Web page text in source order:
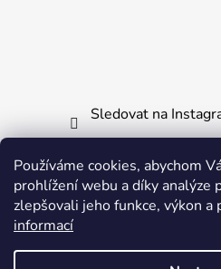
Používáme cookies, abychom
prohlížení webu a díky analýze
zlepšovali jeho funkce, výkon a
informací
Sledovat na
Informace pro vás
Obchodní podmínky